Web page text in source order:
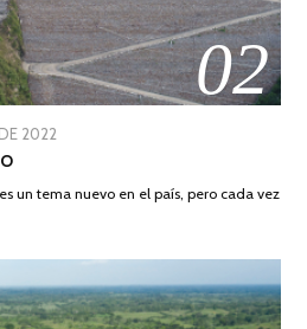
02
2022
DE
un tema nuevo en el país, pero cada vez